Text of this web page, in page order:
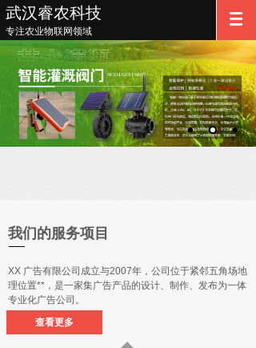
武汉睿农科技
专注农业物联网领域
我们的服务项目
XX 广告有限公司成立与2007年，公司位于紧邻五角场地
理位置**，是一家集广告产品的设计、制作、发布为一体
专业化广告公司。
查看更多